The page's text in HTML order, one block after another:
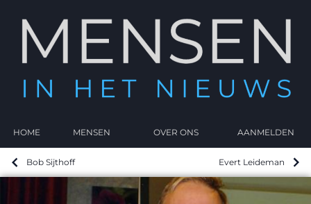
HOME MENSEN OVER ONS AANMELDEN
Bob Sijthoff Evert Leideman